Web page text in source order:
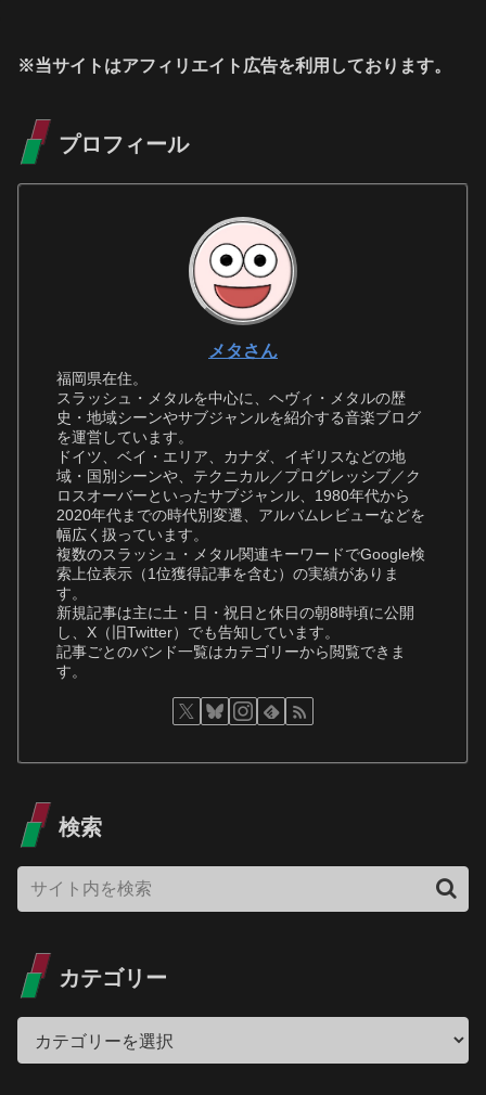
※当サイトはアフィリエイト広告を利用しております。
プロフィール
メタさん
福岡県在住。
スラッシュ・メタルを中心に、ヘヴィ・メタルの歴
史・地域シーンやサブジャンルを紹介する音楽ブログ
を運営しています。
ドイツ、ベイ・エリア、カナダ、イギリスなどの地
域・国別シーンや、テクニカル／プログレッシブ／ク
ロスオーバーといったサブジャンル、1980年代から
2020年代までの時代別変遷、アルバムレビューなどを
幅広く扱っています。
複数のスラッシュ・メタル関連キーワードでGoogle検
索上位表示（1位獲得記事を含む）の実績がありま
す。
新規記事は主に土・日・祝日と休日の朝8時頃に公開
し、X（旧Twitter）でも告知しています。
記事ごとのバンド一覧はカテゴリーから閲覧できま
す。
検索
カテゴリー